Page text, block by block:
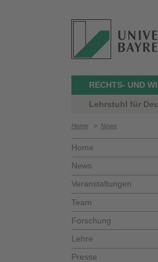
RECHTS- UND
Lehrstuhl für
Home > News
Home
News
Veranstaltungen
Team
Forschung
Lehre
Presse